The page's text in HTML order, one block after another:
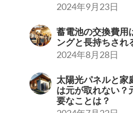
2024年9月23日
蓄電池の交換費用
ングと長持ちされ
2024年8月28日
太陽光パネルと家
は元が取れない？
要なことは？